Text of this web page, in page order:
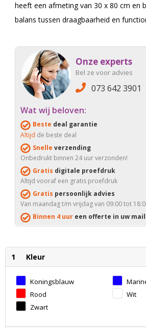
heeft een afmeting van 30 x 80 cm en
balans tussen draagbaarheid en
Onze experts
Bel ze voor advies
073 642 3901
Wat wij beloven:
Beste deal garantie
Altijd de beste deal
Snelle verzending
Onbedrukt binnen 24 uur verzonden!
Gratis digitale proefdruk
Altijd vooraf een gratis proefdruk
Gratis persoonlijk advies
Van maandag t/m vrijdag van 09:00 tot
Binnen 4 uur een offerte in uw
1 Kleur
Koningsblauw
Rood
Wit
Zwart